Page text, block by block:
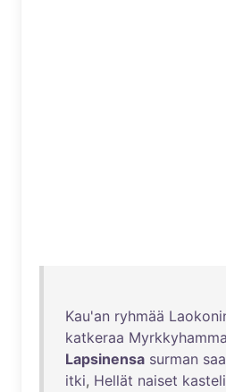
Kau'an ryhmää
katkeraa
Lapsinensa surman saa
itki, Hellät naiset kasteli